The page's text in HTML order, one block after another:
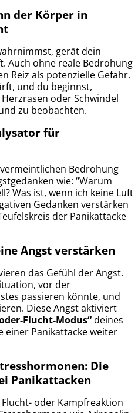
der Körper in
gerät dein
Auch ohne reale Bedrohung
Reiz als potenzielle Gefahr.
und du beginnst,
oder Schwindel
zu beobachten.
für
Bedrohung
wie: “Warum
Was ist, wenn ich keine Luft
Gedanken verstärken
der Panikattacke
Angst verstärken
das Gefühl der Angst.
vor der
passieren könnte, und
Diese Angst aktiviert
Flucht-Modus“deines
einer Panikattacke weiter
Die
Panikattacken
oder Kampfreaktion